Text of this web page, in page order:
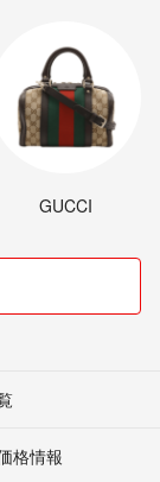
GUCCI
格情報